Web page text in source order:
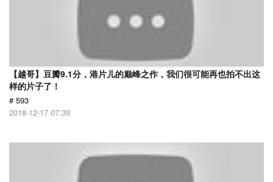
【越哥】豆瓣9.1分，港片儿的巅峰之作，我们很可能再也拍不出这
样的片子了！
# 593
2018-12-17 07:39